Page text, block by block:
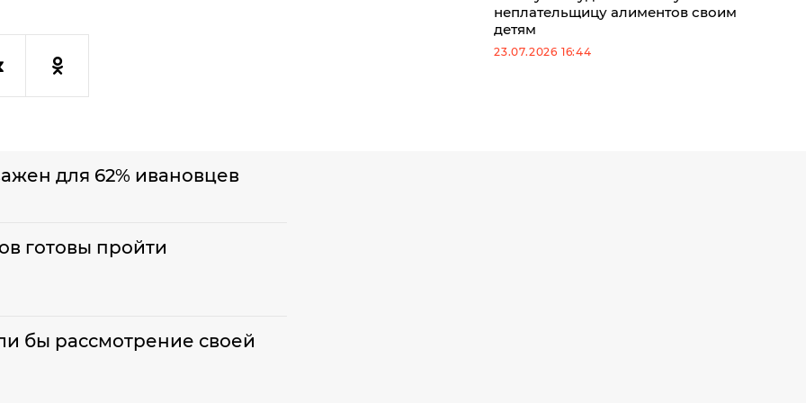
неплательщицу алиментов своим
детям
23.07.2026 16:44
для 62% ивановцев
готовы пройти
бы рассмотрение своей